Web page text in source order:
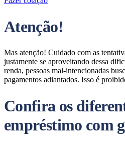
Atenção!
Mas atenção! Cuidado com as
justamente se aproveitando dessa
renda, pessoas mal-intencionadas
pagamentos adiantados. Isso é
Confira os
empréstimo com